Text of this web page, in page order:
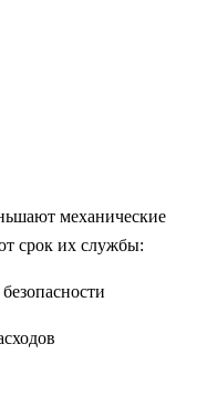
механические
срок их службы: